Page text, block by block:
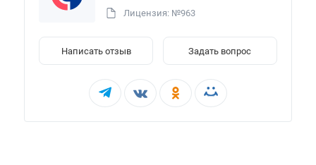
Лицензия: №963
Написать отзыв Задать вопрос